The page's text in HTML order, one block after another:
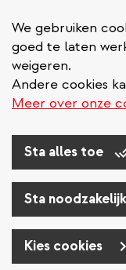
We gebruiken
goed te laten
weigeren.
Andere cookies
Meer over onze
Sta alles toe
Sta
Kies cookies